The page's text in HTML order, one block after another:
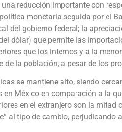
reducción importante con
monetaria seguida por el
del gobierno federal; la
dólar) que permite las
que los internos y a la
de la población, a pesar de los
se mantiene alto, siendo
México en comparación a la
en el extranjero son la mitad
al tipo de cambio, perjudicando